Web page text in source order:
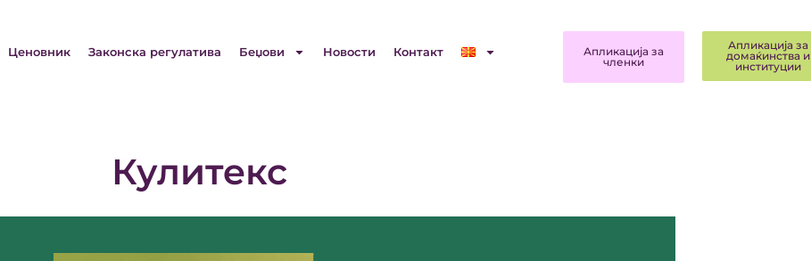
Ценовник Законска регулатива Беџови Новости Контакт
Апликација за
членки
Апликација за
домаќинства и
институции
Кулитекс